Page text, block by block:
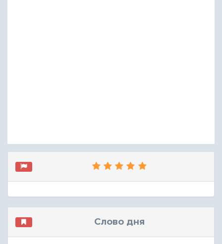
Слово дня